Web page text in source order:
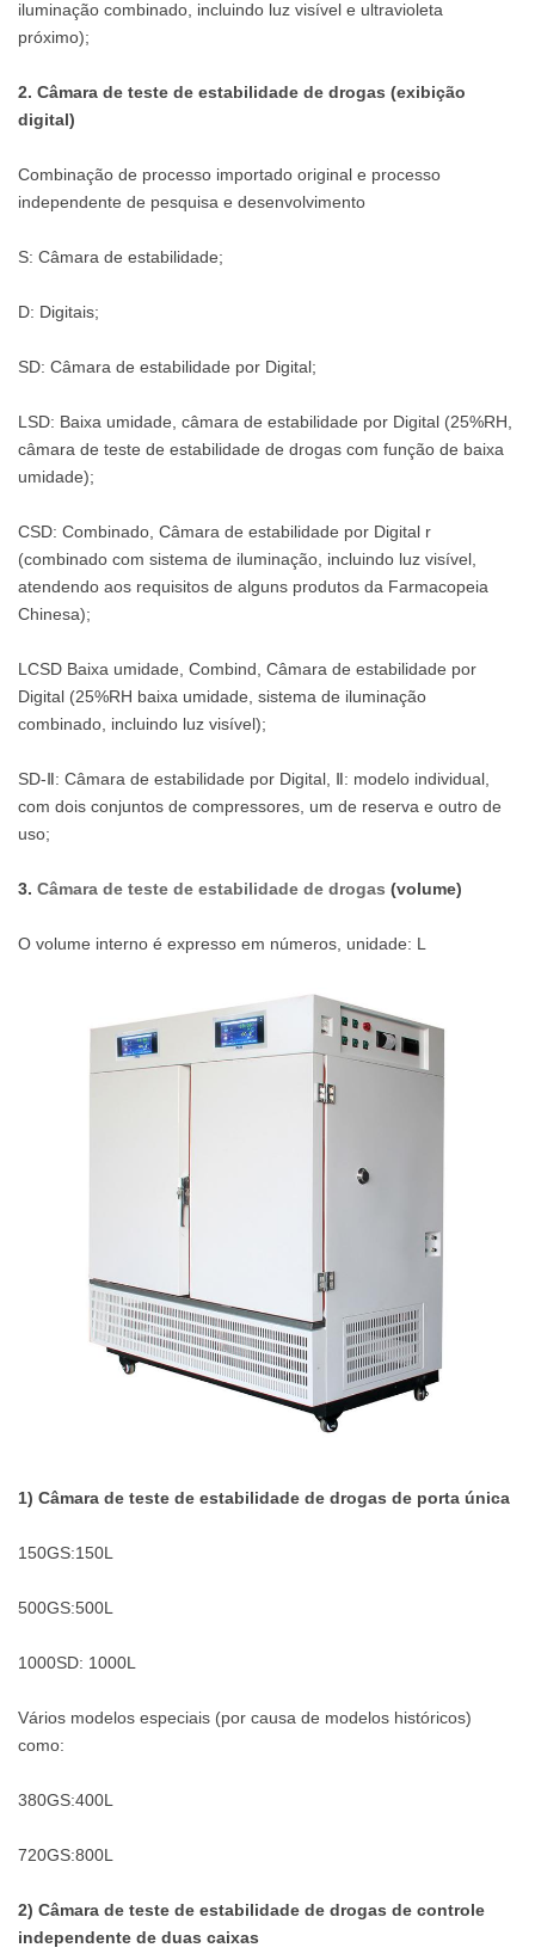
iluminação combinado, incluindo luz visível e ultravioleta
próximo);
2. Câmara de teste de estabilidade de drogas (exibição
digital)
Combinação de processo importado original e processo
independente de pesquisa e desenvolvimento
S: Câmara de estabilidade;
D: Digitais;
SD: Câmara de estabilidade por Digital;
LSD: Baixa umidade, câmara de estabilidade por Digital (25%RH,
câmara de teste de estabilidade de drogas com função de baixa
umidade);
CSD: Combinado, Câmara de estabilidade por Digital r
(combinado com sistema de iluminação, incluindo luz visível,
atendendo aos requisitos de alguns produtos da Farmacopeia
Chinesa);
LCSD Baixa umidade, Combind, Câmara de estabilidade por
Digital (25%RH baixa umidade, sistema de iluminação
combinado, incluindo luz visível);
SD-Ⅱ: Câmara de estabilidade por Digital, Ⅱ: modelo individual,
com dois conjuntos de compressores, um de reserva e outro de
uso;
3. Câmara de teste de estabilidade de drogas (volume)
O volume interno é expresso em números, unidade: L
1) Câmara de teste de estabilidade de drogas de porta única
150GS:150L
500GS:500L
1000SD: 1000L
Vários modelos especiais (por causa de modelos históricos)
como:
380GS:400L
720GS:800L
2) Câmara de teste de estabilidade de drogas de controle
independente de duas caixas